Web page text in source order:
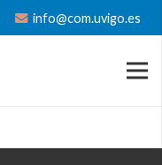
info@com.uvigo.es